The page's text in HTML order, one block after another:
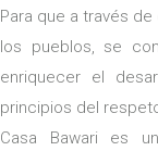
Para que a través
los pueblos, se
enriquecer el
principios del
Casa Bawari es